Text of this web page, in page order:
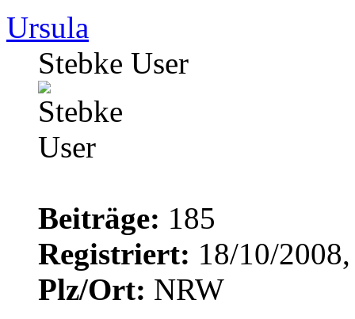
Ursula
Stebke User
Beiträge: 185
Registriert: 18/10/
Plz/Ort: NRW